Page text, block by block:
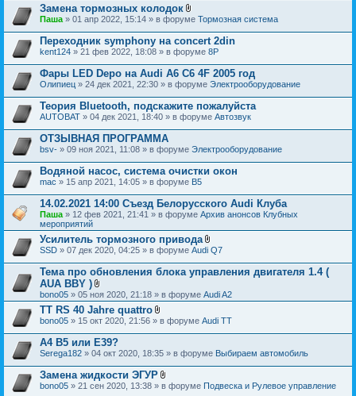
Замена тормозных колодок
В
о
ж
е
н
и
я
Паша » 01 апр 2022, 15:14 » в форуме Тормозная система
Переходник symphony на concert 2din
kent124 » 21 фев 2022, 18:08 » в форуме 8P
Фары LED Depo на Audi A6 C6 4F 2005 год
Олипиец » 24 дек 2021, 22:30 » в форуме Электрооборудование
Теория Bluetooth, подскажите пожалуйста
AUTOBAT » 04 дек 2021, 18:40 » в форуме Автозвук
ОТЗЫВНАЯ ПРОГРАММА
bsv- » 09 ноя 2021, 11:08 » в форуме Электрооборудование
Водяной насос, система очистки окон
mac » 15 апр 2021, 14:05 » в форуме B5
14.02.2021 14:00 Съезд Белорусского Audi Клуба
Паша » 12 фев 2021, 21:41 » в форуме Архив анонсов Клубных
мероприятий
Усилитель тормозного привода
В
л
о
ж
н
и
SSD » 07 дек 2020, 04:25 » в форуме Audi Q7
Тема про обновления блока управления двигателя 1.4 (
AUA BBY )
В
л
о
ж
н
и
я
bono05 » 05 ноя 2020, 21:18 » в форуме Audi A2
TT RS 40 Jahre quattro
В
о
е
н
и
я
bono05 » 15 окт 2020, 21:56 » в форуме Audi TT
A4 B5 или E39?
Serega182 » 04 окт 2020, 18:35 » в форуме Выбираем автомобиль
Замена жидкости ЭГУР
В
bono05 » 21 сен 2020, 13:38 » в форуме Подвеска и Рулевое управление